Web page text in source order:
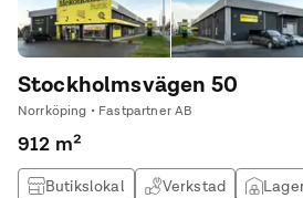
Stockholmsvägen 50
Norrköping • Fastpartner AB
912 m²
Butikslokal Verkstad